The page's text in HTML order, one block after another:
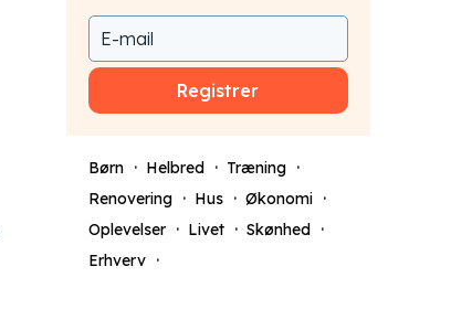
Registrer
Børn Helbred
Træning
Renovering
Hus
Økonomi
Oplevelser
Livet
Skønhed
Erhverv